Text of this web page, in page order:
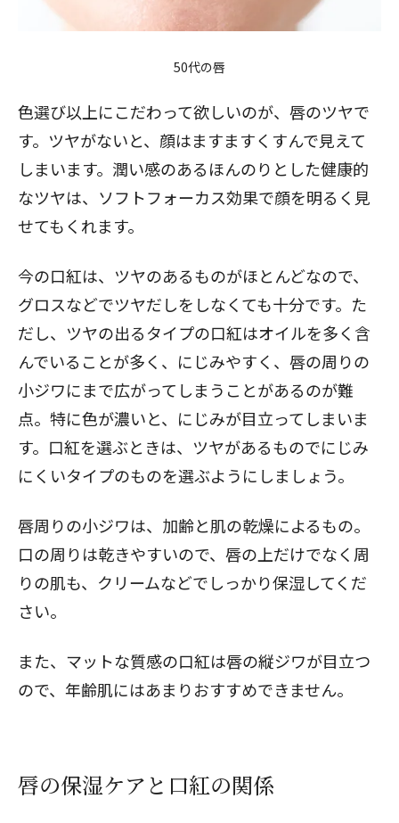
50代の唇
色選び以上にこだわって欲しいのが、唇のツヤで
す。ツヤがないと、顔はますますくすんで見えて
しまいます。潤い感のあるほんのりとした健康的
なツヤは、ソフトフォーカス効果で顔を明るく見
せてもくれます。
今の口紅は、ツヤのあるものがほとんどなので、
グロスなどでツヤだしをしなくても十分です。た
だし、ツヤの出るタイプの口紅はオイルを多く含
んでいることが多く、にじみやすく、唇の周りの
小ジワにまで広がってしまうことがあるのが難
点。特に色が濃いと、にじみが目立ってしまいま
す。口紅を選ぶときは、ツヤがあるものでにじみ
にくいタイプのものを選ぶようにしましょう。
唇周りの小ジワは、加齢と肌の乾燥によるもの。
口の周りは乾きやすいので、唇の上だけでなく周
りの肌も、クリームなどでしっかり保湿してくだ
さい。
また、マットな質感の口紅は唇の縦ジワが目立つ
ので、年齢肌にはあまりおすすめできません。
唇の保湿ケアと口紅の関係